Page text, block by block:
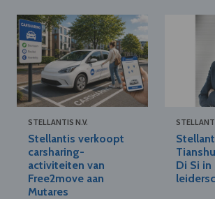
STELLANTIS N.V.
Stellantis verkoopt
carsharing-
activiteiten van
Free2move aan
Mutares
Di Si in